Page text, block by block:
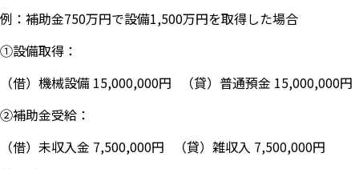
例：補助金750万円で設備1,500万円を取得した場合
①設備取得：
（借）機械設備 15,000,000円 （貸）普通預金 15,000,000円
②補助金受給：
（借）未収入金 7,500,000円 （貸）雑収入 7,500,000円